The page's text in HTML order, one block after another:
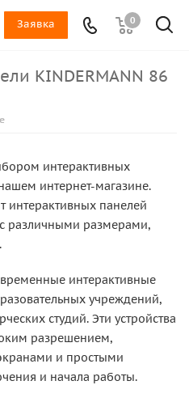
0
Заявка
интерактивных
интернет-магазине.
интерактивных панелей
с различными размерами,
интерактивные
учреждений,
студий. Эти устройства
разрешением,
и простыми
и начала работы.